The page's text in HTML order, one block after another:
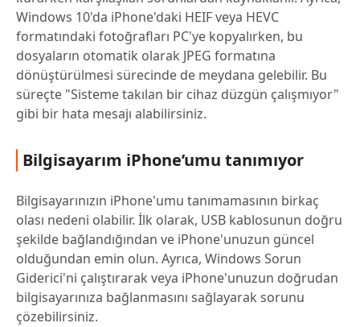
Windows 10'da iPhone'daki HEIF veya HEVC
formatındaki fotoğrafları PC'ye kopyalırken, bu
dosyaların otomatik olarak JPEG formatına
dönüştürülmesi sürecinde de meydana gelebilir. Bu
süreçte "Sisteme takılan bir cihaz düzgün çalışmıyor"
gibi bir hata mesajı alabilirsiniz.
Bilgisayarım iPhone’umu tanımıyor
Bilgisayarınızın iPhone'umu tanımamasının birkaç
olası nedeni olabilir. İlk olarak, USB kablosunun doğru
şekilde bağlandığından ve iPhone'unuzun güncel
olduğundan emin olun. Ayrıca, Windows Sorun
Giderici'ni çalıştırarak veya iPhone'unuzun doğrudan
bilgisayarınıza bağlanmasını sağlayarak sorunu
çözebilirsiniz.